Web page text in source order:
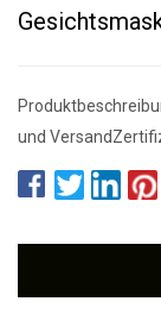
und